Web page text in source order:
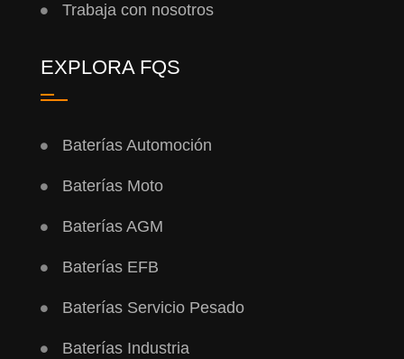
Trabaja con nosotros
EXPLORA FQS
Baterías Automoción
Baterías Moto
Baterías AGM
Baterías EFB
Baterías Servicio Pesado
Baterías Industria